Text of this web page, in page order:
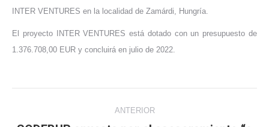
INTER VENTURES en la localidad de Zamárdi, Hungría.
El proyecto INTER VENTURES está dotado con un presupuesto de
1.376.708,00 EUR y concluirá en julio de 2022.
ANTERIOR